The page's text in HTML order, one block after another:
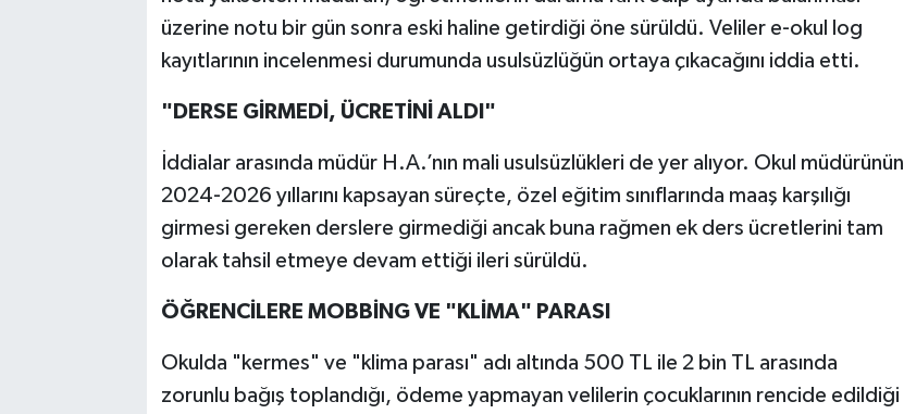
üzerine notu bir gün sonra eski haline getirdiği öne sürüldü. Veliler e-okul log
kayıtlarının incelenmesi durumunda usulsüzlüğün ortaya çıkacağını iddia etti.
"DERSE GİRMEDİ, ÜCRETİNİ ALDI"
İddialar arasında müdür H.A.’nın mali usulsüzlükleri de yer alıyor. Okul müdürünün
2024-2026 yıllarını kapsayan süreçte, özel eğitim sınıflarında maaş karşılığı
girmesi gereken derslere girmediği ancak buna rağmen ek ders ücretlerini tam
olarak tahsil etmeye devam ettiği ileri sürüldü.
ÖĞRENCİLERE MOBBİNG VE "KLİMA" PARASI
Okulda "kermes" ve "klima parası" adı altında 500 TL ile 2 bin TL arasında
zorunlu bağış toplandığı, ödeme yapmayan velilerin çocuklarının rencide edildiği